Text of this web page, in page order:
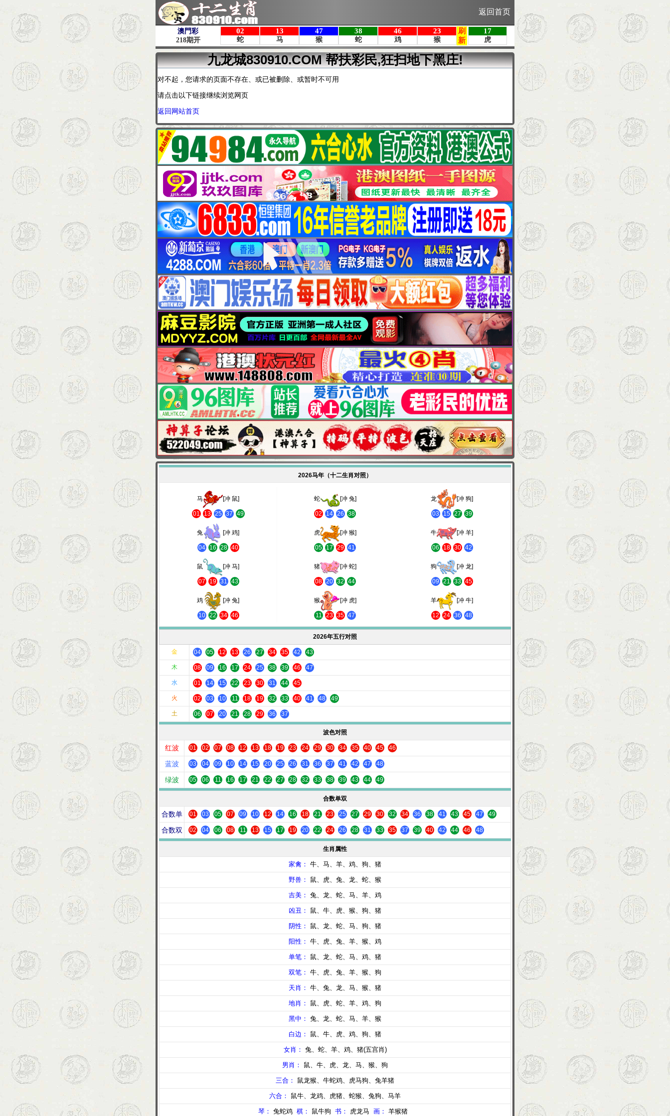
返回首页
九龙城830910.COM 帮扶彩民,狂扫地下黑庄!
对不起，您请求的页面不存在、或已被删除、或暂时不可用
请点击以下链接继续浏览网页
返回网站首页